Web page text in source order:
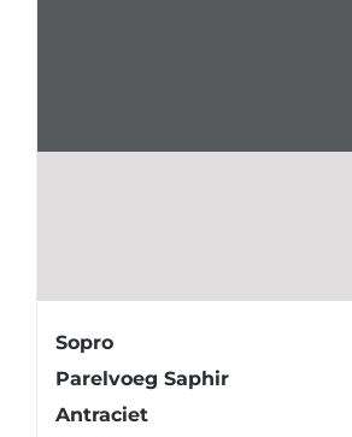
Sopro
Parelvoeg Saphir
Antraciet